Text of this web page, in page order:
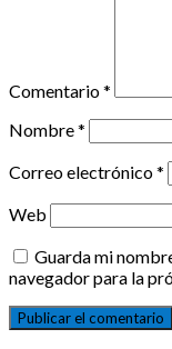
Comentario*
Nombre*
Correo electrónico*
Web
Guarda mi
navegador para la